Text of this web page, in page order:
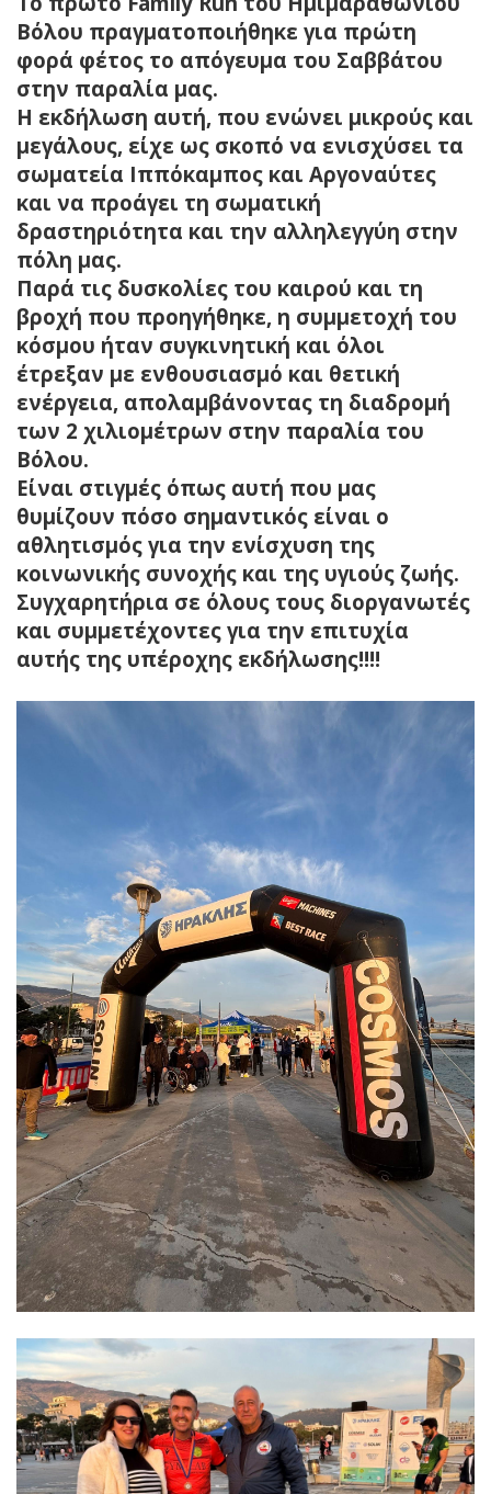
Βόλου πραγματοποιήθηκε για πρώτη
φορά φέτος το απόγευμα του Σαββάτου
στην παραλία μας.
Η εκδήλωση αυτή, που ενώνει μικρούς και
μεγάλους, είχε ως σκοπό να ενισχύσει τα
σωματεία Ιππόκαμπος και Αργοναύτες
και να προάγει τη σωματική
δραστηριότητα και την αλληλεγγύη στην
πόλη μας.
Παρά τις δυσκολίες του καιρού και τη
βροχή που προηγήθηκε, η συμμετοχή του
κόσμου ήταν συγκινητική και όλοι
έτρεξαν με ενθουσιασμό και θετική
ενέργεια, απολαμβάνοντας τη διαδρομή
των 2 χιλιομέτρων στην παραλία του
Βόλου.
Είναι στιγμές όπως αυτή που μας
θυμίζουν πόσο σημαντικός είναι ο
αθλητισμός για την ενίσχυση της
κοινωνικής συνοχής και της υγιούς ζωής.
Συγχαρητήρια σε όλους τους διοργανωτές
και συμμετέχοντες για την επιτυχία
αυτής της υπέροχης εκδήλωσης!!!!